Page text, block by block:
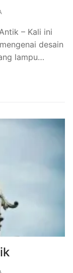
– Kali ini
desain
lampu…